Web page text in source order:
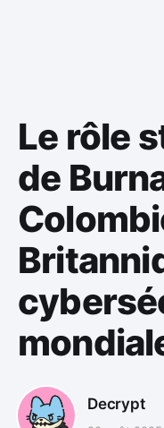
Le rôle
de
Decrypt